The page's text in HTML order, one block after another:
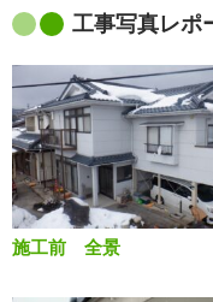
工事写真レポ
施工前 全景